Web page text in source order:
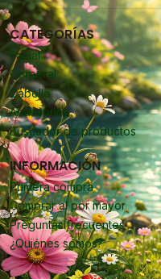
CATEGORÍAS
Facial
Corporal
Cabello
Accesorios
Buscador de productos
INFORMACIÓN
Primera compra
Comprar al por mayor
Preguntas frecuentes
¿Quiénes somos?